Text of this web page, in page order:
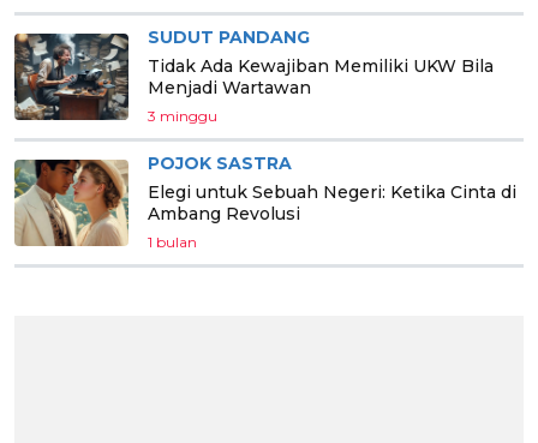
SUDUT PANDANG
Tidak Ada Kewajiban Memiliki UKW Bila
Menjadi Wartawan
3 minggu
POJOK SASTRA
Elegi untuk Sebuah Negeri: Ketika Cinta di
Ambang Revolusi
1 bulan